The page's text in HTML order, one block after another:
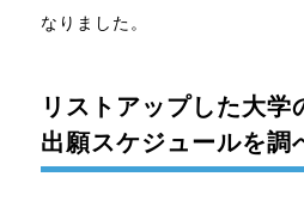
なりました。
リストアップした大学
出願スケジュールを調